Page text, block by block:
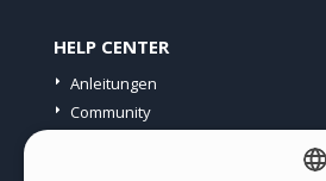
HELP CENTER
Anleitungen
Community